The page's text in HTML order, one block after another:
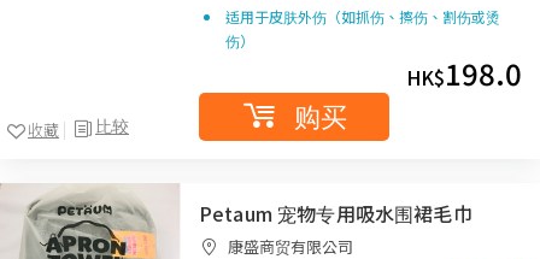
比较
收藏
适用于皮肤外伤（如抓伤、擦伤、割伤或烫
伤）
HK$198.0
购买
Petaum 宠物专用吸水围裙毛巾
康盛商贸有限公司